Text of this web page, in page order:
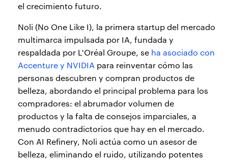
el crecimiento futuro.
Noli (No One Like I), la primera startup del mercado
multimarca impulsada por IA, fundada y
respaldada por L'Oréal Groupe, se ha asociado con
Accenture y NVIDIA para reinventar cómo las
personas descubren y compran productos de
belleza, abordando el principal problema para los
compradores: el abrumador volumen de
productos y la falta de consejos imparciales, a
menudo contradictorios que hay en el mercado.
Con AI Refinery, Noli actúa como un asesor de
belleza, eliminando el ruido, utilizando potentes